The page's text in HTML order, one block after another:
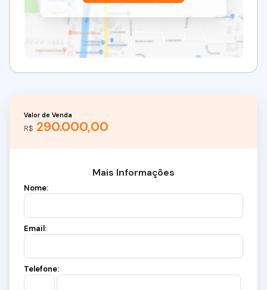
R$ 290.000,00
Valor de Venda
Mais Informações
Nome:
Email:
Telefone: